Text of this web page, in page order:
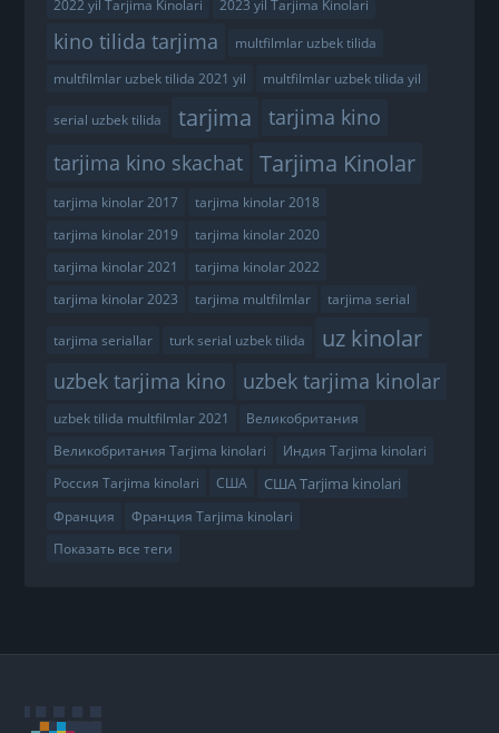
2022 yil Tarjima Kinolari
2023 yil Tarjima Kinolari
kino tilida tarjima
multfilmlar uzbek tilida
multfilmlar uzbek tilida 2021 yil
multfilmlar uzbek tilida yil
serial uzbek tilida tarjima
tarjima kino
tarjima kino skachat
Tarjima Kinolar
tarjima kinolar 2017
tarjima kinolar 2018
tarjima kinolar 2019
tarjima kinolar 2020
tarjima kinolar 2021
tarjima kinolar 2022
tarjima kinolar 2023
tarjima multfilmlar tarjima serial
tarjima seriallar turk serial uzbek tilida uz kinolar
uzbek tarjima kino uzbek tarjima kinolar
uzbek tilida multfilmlar 2021
Великобритания
Великобритания Tarjima kinolari
Индия Tarjima kinolari
Россия Tarjima kinolari
США США Tarjima kinolari
Франция
Франция Tarjima kinolari
Показать все теги